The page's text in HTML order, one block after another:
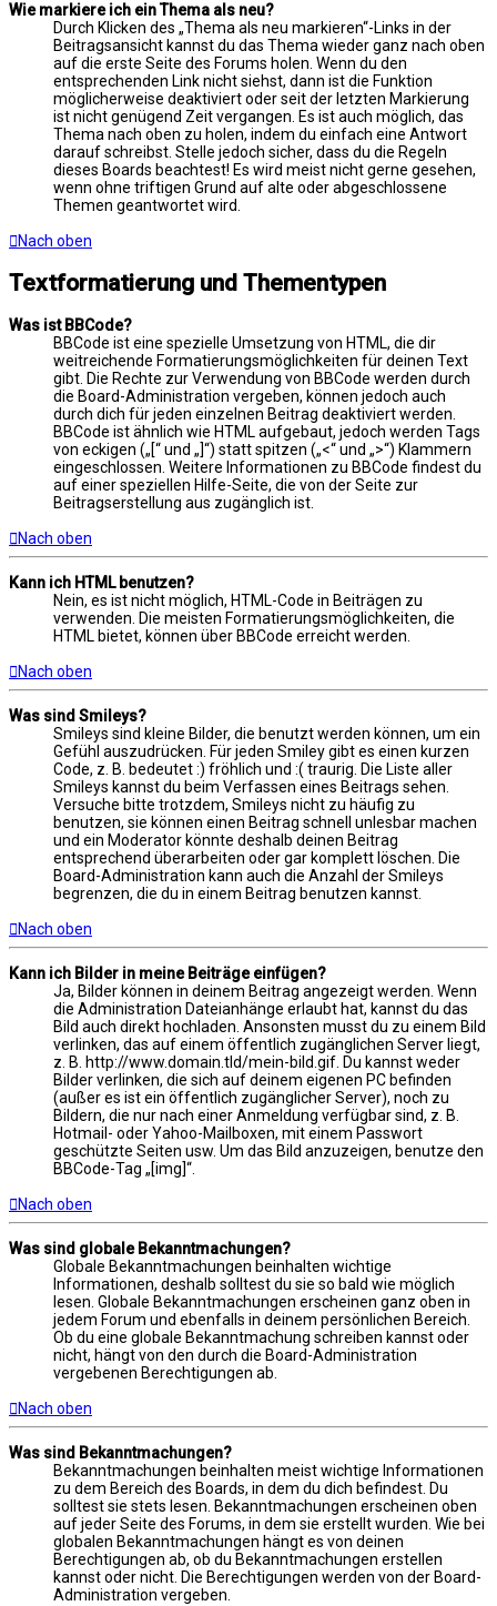
Wie markiere ich ein Thema als neu?
Durch Klicken des „Thema als neu markieren“-Links in der
Beitragsansicht kannst du das Thema wieder ganz nach oben
auf die erste Seite des Forums holen. Wenn du den
entsprechenden Link nicht siehst, dann ist die Funktion
möglicherweise deaktiviert oder seit der letzten Markierung
ist nicht genügend Zeit vergangen. Es ist auch möglich, das
Thema nach oben zu holen, indem du einfach eine Antwort
darauf schreibst. Stelle jedoch sicher, dass du die Regeln
dieses Boards beachtest! Es wird meist nicht gerne gesehen,
wenn ohne triftigen Grund auf alte oder abgeschlossene
Themen geantwortet wird.
Nach oben
Textformatierung und Thementypen
Was ist BBCode?
BBCode ist eine spezielle Umsetzung von HTML, die dir
weitreichende Formatierungsmöglichkeiten für deinen Text
gibt. Die Rechte zur Verwendung von BBCode werden durch
die Board-Administration vergeben, können jedoch auch
durch dich für jeden einzelnen Beitrag deaktiviert werden.
BBCode ist ähnlich wie HTML aufgebaut, jedoch werden Tags
von eckigen („[“ und „]“) statt spitzen („<“ und „>“) Klammern
eingeschlossen. Weitere Informationen zu BBCode findest du
auf einer speziellen Hilfe-Seite, die von der Seite zur
Beitragserstellung aus zugänglich ist.
Nach oben
Kann ich HTML benutzen?
Nein, es ist nicht möglich, HTML-Code in Beiträgen zu
verwenden. Die meisten Formatierungsmöglichkeiten, die
HTML bietet, können über BBCode erreicht werden.
Nach oben
Was sind Smileys?
Smileys sind kleine Bilder, die benutzt werden können, um ein
Gefühl auszudrücken. Für jeden Smiley gibt es einen kurzen
Code, z. B. bedeutet :) fröhlich und :( traurig. Die Liste aller
Smileys kannst du beim Verfassen eines Beitrags sehen.
Versuche bitte trotzdem, Smileys nicht zu häufig zu
benutzen, sie können einen Beitrag schnell unlesbar machen
und ein Moderator könnte deshalb deinen Beitrag
entsprechend überarbeiten oder gar komplett löschen. Die
Board-Administration kann auch die Anzahl der Smileys
begrenzen, die du in einem Beitrag benutzen kannst.
Nach oben
Kann ich Bilder in meine Beiträge einfügen?
Ja, Bilder können in deinem Beitrag angezeigt werden. Wenn
die Administration Dateianhänge erlaubt hat, kannst du das
Bild auch direkt hochladen. Ansonsten musst du zu einem Bild
verlinken, das auf einem öffentlich zugänglichen Server liegt,
z. B. http://www.domain.tld/mein-bild.gif. Du kannst weder
Bilder verlinken, die sich auf deinem eigenen PC befinden
(außer es ist ein öffentlich zugänglicher Server), noch zu
Bildern, die nur nach einer Anmeldung verfügbar sind, z. B.
Hotmail- oder Yahoo-Mailboxen, mit einem Passwort
geschützte Seiten usw. Um das Bild anzuzeigen, benutze den
BBCode-Tag „[img]“.
Nach oben
Was sind globale Bekanntmachungen?
Globale Bekanntmachungen beinhalten wichtige
Informationen, deshalb solltest du sie so bald wie möglich
lesen. Globale Bekanntmachungen erscheinen ganz oben in
jedem Forum und ebenfalls in deinem persönlichen Bereich.
Ob du eine globale Bekanntmachung schreiben kannst oder
nicht, hängt von den durch die Board-Administration
vergebenen Berechtigungen ab.
Nach oben
Was sind Bekanntmachungen?
Bekanntmachungen beinhalten meist wichtige Informationen
zu dem Bereich des Boards, in dem du dich befindest. Du
solltest sie stets lesen. Bekanntmachungen erscheinen oben
auf jeder Seite des Forums, in dem sie erstellt wurden. Wie bei
globalen Bekanntmachungen hängt es von deinen
Berechtigungen ab, ob du Bekanntmachungen erstellen
kannst oder nicht. Die Berechtigungen werden von der Board-
Administration vergeben.